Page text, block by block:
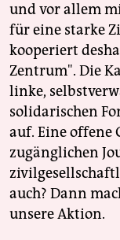
und vor allem
für eine starke
kooperiert
Zentrum". Die
linke,
solidarischen
auf. Eine offene
zugänglichen
auch? Dann
unsere Aktion.